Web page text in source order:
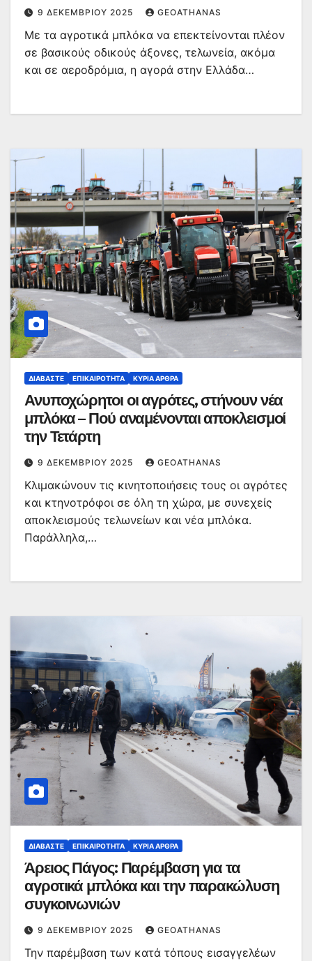
τιμές
9 ΔΕΚΕΜΒΡΊΟΥ 2025 GEOATHANAS
Με τα αγροτικά μπλόκα να επεκτείνονται πλέον
σε βασικούς οδικούς άξονες, τελωνεία, ακόμα
και σε αεροδρόμια, η αγορά στην Ελλάδα…
ΔΙΑΒΆΣΤΕ ΕΠΙΚΑΙΡΌΤΗΤΑ ΚΥΡΙΑ ΑΡΘΡΑ
Ανυποχώρητοι οι αγρότες, στήνουν νέα
μπλόκα – Πού αναμένονται αποκλεισμοί
την Τετάρτη
9 ΔΕΚΕΜΒΡΊΟΥ 2025 GEOATHANAS
Κλιμακώνουν τις κινητοποιήσεις τους οι αγρότες
και κτηνοτρόφοι σε όλη τη χώρα, με συνεχείς
αποκλεισμούς τελωνείων και νέα μπλόκα.
Παράλληλα,…
ΔΙΑΒΆΣΤΕ ΕΠΙΚΑΙΡΌΤΗΤΑ ΚΥΡΙΑ ΑΡΘΡΑ
Άρειος Πάγος: Παρέμβαση για τα
αγροτικά μπλόκα και την παρακώλυση
συγκοινωνιών
9 ΔΕΚΕΜΒΡΊΟΥ 2025 GEOATHANAS
Την παρέμβαση των κατά τόπους εισαγγελέων